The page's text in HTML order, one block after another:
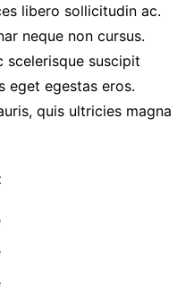
libero sollicitudin ac.
neque non cursus.
scelerisque suscipit
eget egestas eros.
quis ultricies magna